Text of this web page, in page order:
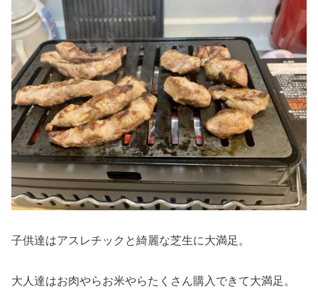
子供達はアスレチックと綺麗な芝生に大満足。
大人達はお肉やらお米やらたくさん購入できて大満足。